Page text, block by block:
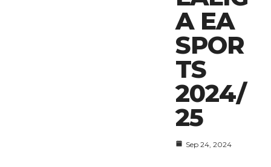
A EA
SPOR
TS
2024/
25
Sep 24, 2024